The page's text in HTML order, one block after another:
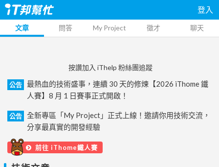
登入
文章 問答 My Project 徵才 聊天
按讚加入 iThelp 粉絲團追蹤
公告
最熱血的技術盛事，連續 30 天的修煉【2026 iThome 鐵
人賽】8 月 1 日賽事正式開啟！
公告
全新專區「My Project」正式上線！邀請你用技術交流，
分享最真實的開發經驗
前往 iThome鐵人賽